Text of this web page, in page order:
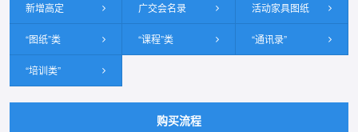
新增高定 广交会名录 活动家具图纸
“图纸”类 “课程”类 “通讯录”
“培训类”
购买流程